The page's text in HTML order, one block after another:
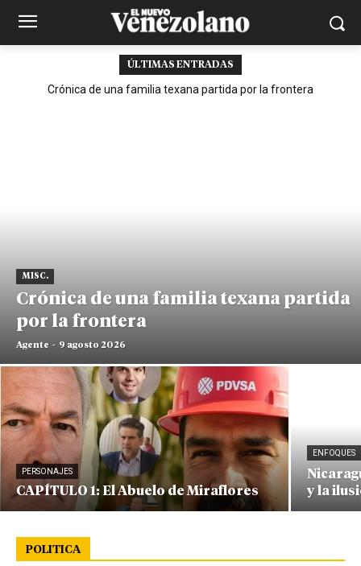
ÚLTIMAS ENTRADAS
Crónica de una familia texana partida por la frontera
MISC.
Crónica de una familia texana partida
por la frontera
Agente - 9 agosto 2026
PERSONAJES
CAPÍTULO 1: El Abuelo de Miraflores
ENFOQUES
y la
POLITICA